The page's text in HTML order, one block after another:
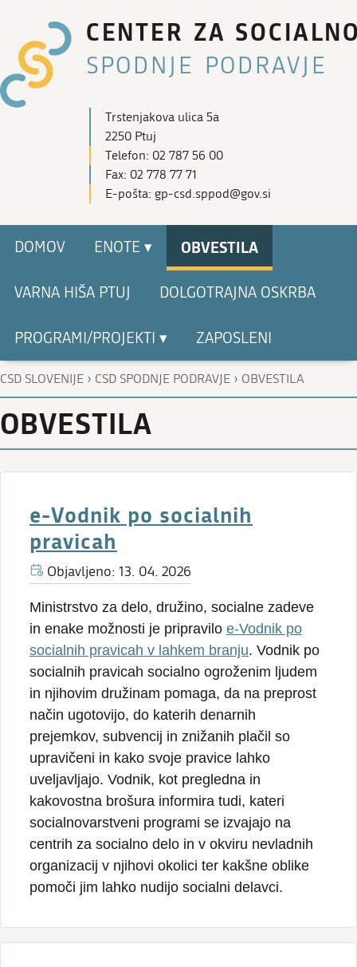
CENTER ZA
SPODNJE PODRAVJE
Trstenjakova ulica 5a
2250 Ptuj
Telefon: 02 787 56 00
Fax: 02 778 77 71
E-pošta: gp-csd.sppod@gov.si
DOMOV ENOTE ▾ OBVESTILA
VARNA HIŠA PTUJ DOLGOTRAJNA OSKRBA
PROGRAMI/PROJEKTI ▾ ZAPOSLENI
CSD SLOVENIJE › CSD SPODNJE PODRAVJE › OBVESTILA
OBVESTILA
e-Vodnik po socialnih
pravicah
Objavljeno: 13. 04. 2026
Ministrstvo za delo, družino, socialne zadeve
in enake možnosti je pripravilo e-Vodnik po
socialnih pravicah v lahkem branju. Vodnik po
socialnih pravicah socialno ogroženim ljudem
in njihovim družinam pomaga, da na preprost
način ugotovijo, do katerih denarnih
prejemkov, subvencij in znižanih plačil so
upravičeni in kako svoje pravice lahko
uveljavljajo. Vodnik, kot pregledna in
kakovostna brošura informira tudi, kateri
socialnovarstveni programi se izvajajo na
centrih za socialno delo in v okviru nevladnih
organizacij v njihovi okolici ter kakšne oblike
pomoči jim lahko nudijo socialni delavci.